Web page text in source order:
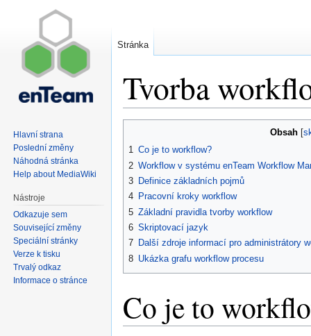
Tvorba
navigaci
vyhledávání
Obsah
1 Co je to workflow?
2 Workflow v systému enTeam Workflow
3 Definice základních pojmů
4 Pracovní kroky workflow
5 Základní pravidla tvorby workflow
6 Skriptovací jazyk
7 Další zdroje informací pro administrátory
8 Ukázka grafu workflow procesu
Co je to
Stránka
Hlavní strana
Poslední změny
Náhodná stránka
Help about MediaWiki
Nástroje
Odkazuje sem
Související změny
Speciální stránky
Verze k tisku
Trvalý odkaz
Informace o stránce